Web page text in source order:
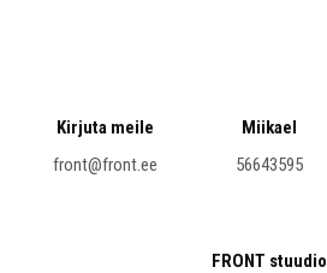
FRONT stuudio
Kirjuta meile
front@front.ee
Miikael
56643595